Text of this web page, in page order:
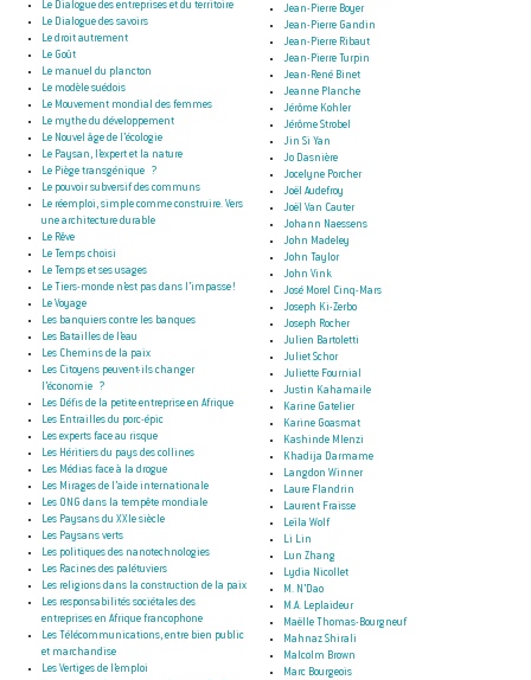
Le Dialogue des entreprises et du territoire
Le Dialogue des savoirs
Le droit autrement
Le Goût
Le manuel du plancton
Le modèle suédois
Le Mouvement mondial des femmes
Le mythe du développement
Le Nouvel âge de l’écologie
Le Paysan, l’expert et la nature
Le Piège transgénique ?
Le pouvoir subversif des communs
Le réemploi, simple comme construire. Vers
une architecture durable
Le Rêve
Le Temps choisi
Le Temps et ses usages
Le Tiers-monde n’est pas dans l’impasse !
Le Voyage
Les banquiers contre les banques
Les Batailles de l’eau
Les Chemins de la paix
Les Citoyens peuvent-ils changer
l’économie ?
Les Défis de la petite entreprise en Afrique
Les Entrailles du porc-épic
Les experts face au risque
Les Héritiers du pays des collines
Les Médias face à la drogue
Les Mirages de l’aide internationale
Les ONG dans la tempête mondiale
Les Paysans du XXIe siècle
Les Paysans verts
Les politiques des nanotechnologies
Les Racines des palétuviers
Les religions dans la construction de la paix
Les responsabilités sociétales des
entreprises en Afrique francophone
Les Télécommunications, entre bien public
et marchandise
Les Vertiges de l’emploi
Jean-Pierre Boyer
Jean-Pierre Gandin
Jean-Pierre Ribaut
Jean-Pierre Turpin
Jean-René Binet
Jeanne Planche
Jérôme Kohler
Jérôme Strobel
Jin Si Yan
Jo Dasnière
Jocelyne Porcher
Joël Audefroy
Joël Van Cauter
Johann Naessens
John Madeley
John Taylor
John Vink
José Morel Cinq-Mars
Joseph Ki-Zerbo
Joseph Rocher
Julien Bartoletti
Juliet Schor
Juliette Fournial
Justin Kahamaile
Karine Gatelier
Karine Goasmat
Kashinde Mlenzi
Khadija Darmame
Langdon Winner
Laure Flandrin
Laurent Fraisse
Leïla Wolf
Li Lin
Lun Zhang
Lydia Nicollet
M. N’Dao
M.A. Leplaideur
Maëlle Thomas-Bourgneuf
Mahnaz Shirali
Malcolm Brown
Marc Bourgeois